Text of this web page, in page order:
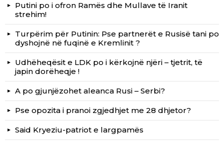
Putini po i ofron Ramës dhe Mullave të Iranit
strehim!
Turpërim për Putinin: Pse partnerët e Rusisë tani po
dyshojnë në fuqinë e Kremlinit ?
Udhëheqësit e LDK po i kërkojnë njëri – tjetrit, të
japin dorëheqje !
A po gjunjëzohet aleanca Rusi – Serbi?
Pse opozita i pranoi zgjedhjet me 28 dhjetor?
Said Kryeziu-patriot e largpamës